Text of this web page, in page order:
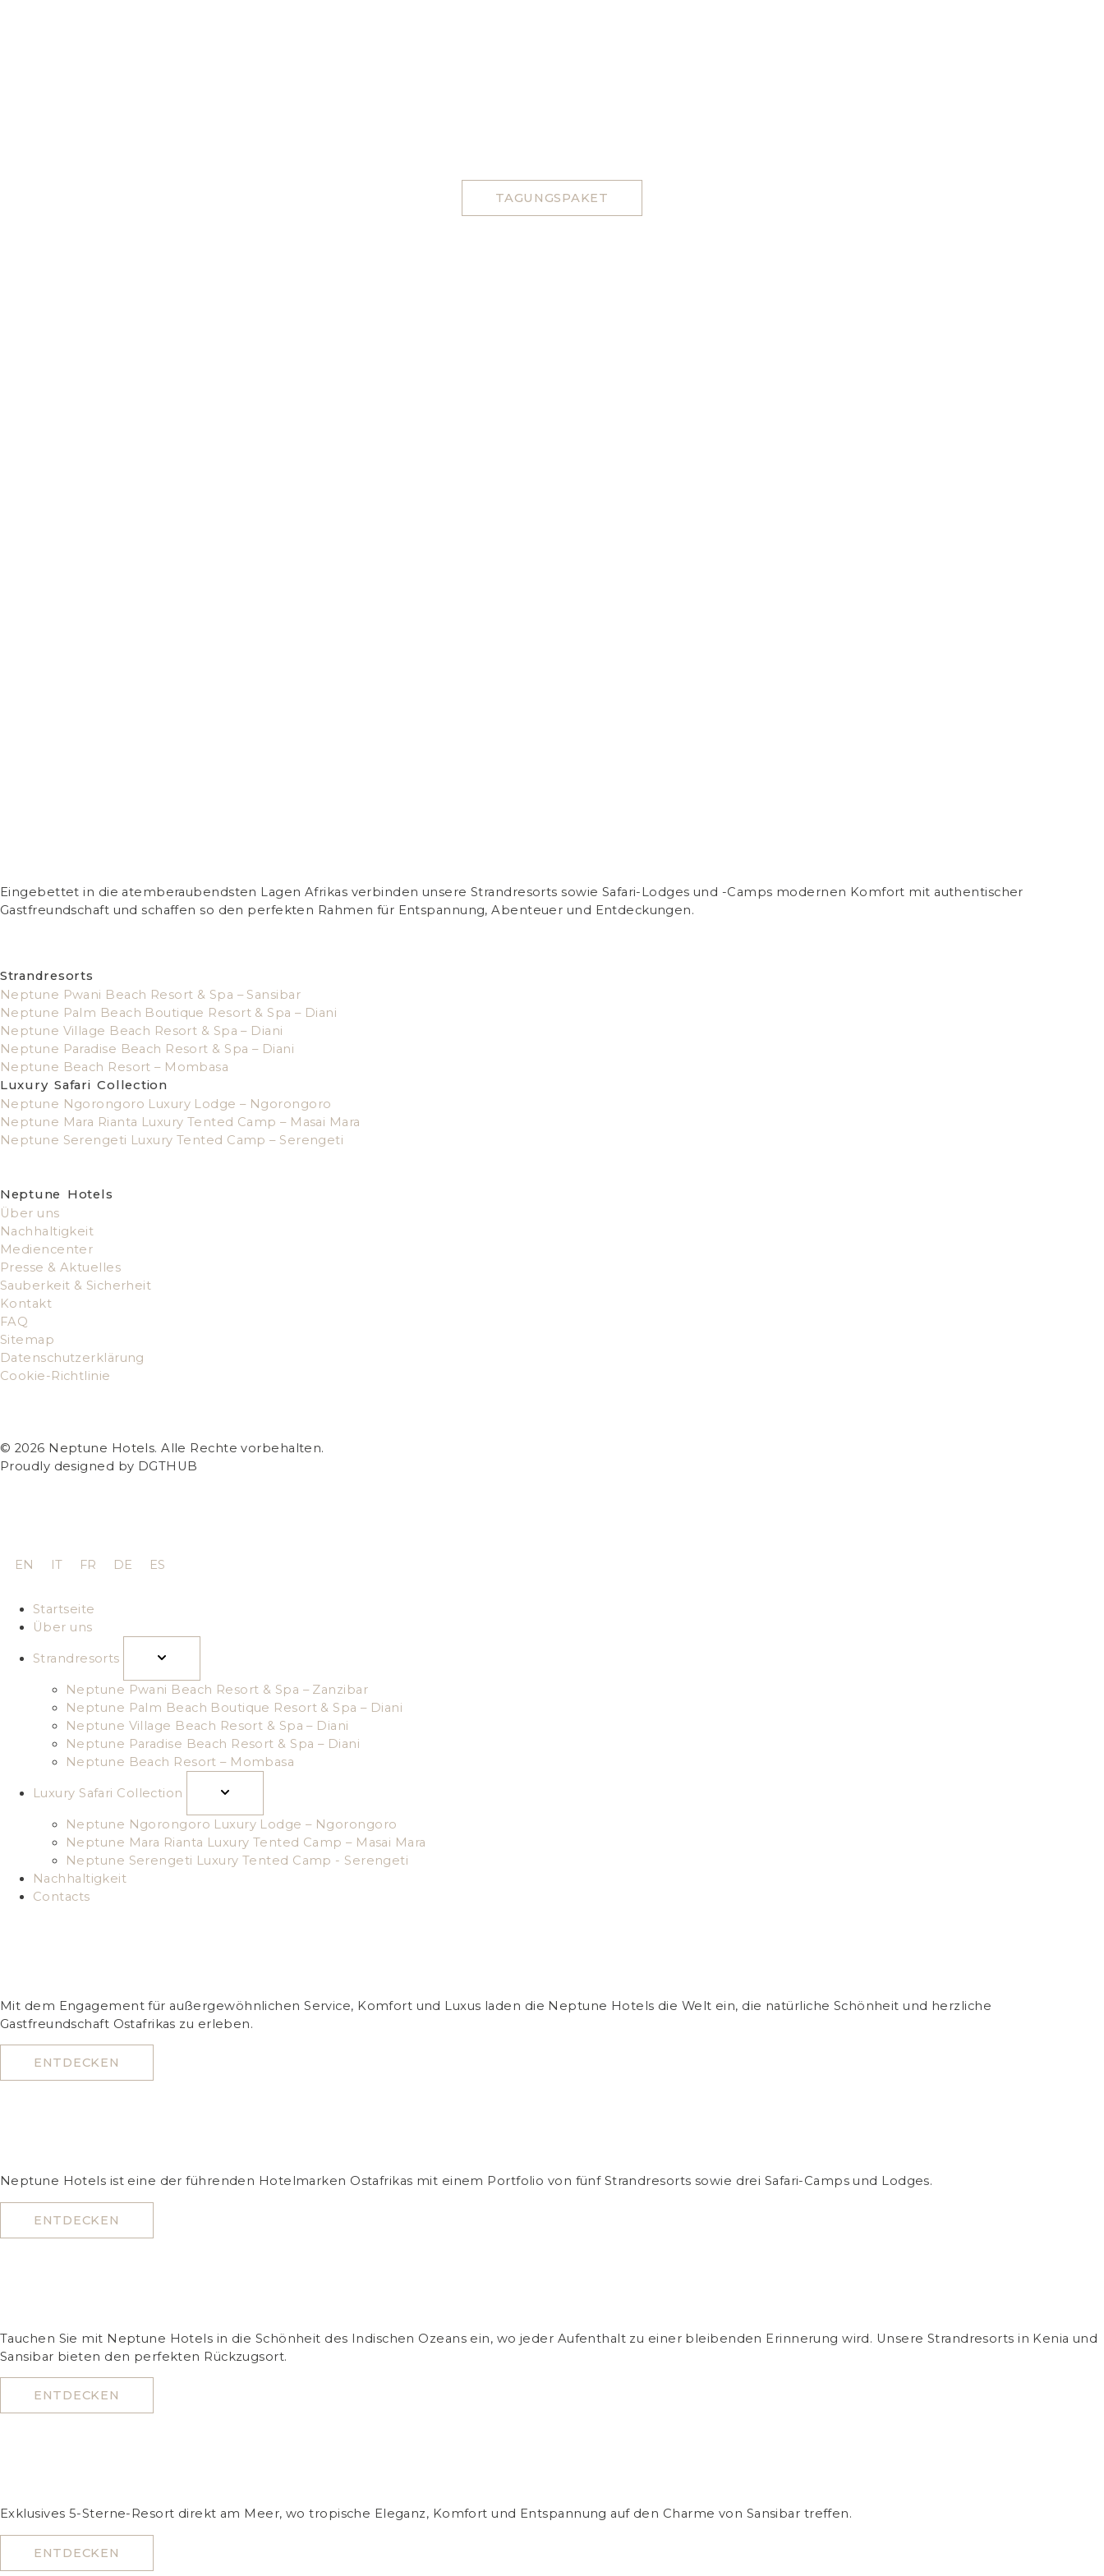
TAGUNGSPAKET
Eingebettet in die atemberaubendsten Lagen Afrikas verbinden unsere Strandresorts sowie Safari-Lodges und -Camps modernen Komfort mit authentischer
Gastfreundschaft und schaffen so den perfekten Rahmen für Entspannung, Abenteuer und Entdeckungen.
Strandresorts
Neptune Pwani Beach Resort & Spa – Sansibar
Neptune Palm Beach Boutique Resort & Spa – Diani
Neptune Village Beach Resort & Spa – Diani
Neptune Paradise Beach Resort & Spa – Diani
Neptune Beach Resort – Mombasa
Luxury Safari Collection
Neptune Ngorongoro Luxury Lodge – Ngorongoro
Neptune Mara Rianta Luxury Tented Camp – Masai Mara
Neptune Serengeti Luxury Tented Camp – Serengeti
Neptune Hotels
Über uns
Nachhaltigkeit
Mediencenter
Presse & Aktuelles
Sauberkeit & Sicherheit
Kontakt
FAQ
Sitemap
Datenschutzerklärung
Cookie-Richtlinie
© 2026 Neptune Hotels. Alle Rechte vorbehalten.
Proudly designed by DGTHUB
EN IT FR DE ES
Startseite
Über uns
Strandresorts
Neptune Pwani Beach Resort & Spa – Zanzibar
Neptune Palm Beach Boutique Resort & Spa – Diani
Neptune Village Beach Resort & Spa – Diani
Neptune Paradise Beach Resort & Spa – Diani
Neptune Beach Resort – Mombasa
Luxury Safari Collection
Neptune Ngorongoro Luxury Lodge – Ngorongoro
Neptune Mara Rianta Luxury Tented Camp – Masai Mara
Neptune Serengeti Luxury Tented Camp - Serengeti
Nachhaltigkeit
Contacts
Mit dem Engagement für außergewöhnlichen Service, Komfort und Luxus laden die Neptune Hotels die Welt ein, die natürliche Schönheit und herzliche
Gastfreundschaft Ostafrikas zu erleben.
ENTDECKEN
Neptune Hotels ist eine der führenden Hotelmarken Ostafrikas mit einem Portfolio von fünf Strandresorts sowie drei Safari-Camps und Lodges.
ENTDECKEN
Tauchen Sie mit Neptune Hotels in die Schönheit des Indischen Ozeans ein, wo jeder Aufenthalt zu einer bleibenden Erinnerung wird. Unsere Strandresorts in Kenia und
Sansibar bieten den perfekten Rückzugsort.
ENTDECKEN
Exklusives 5-Sterne-Resort direkt am Meer, wo tropische Eleganz, Komfort und Entspannung auf den Charme von Sansibar treffen.
ENTDECKEN